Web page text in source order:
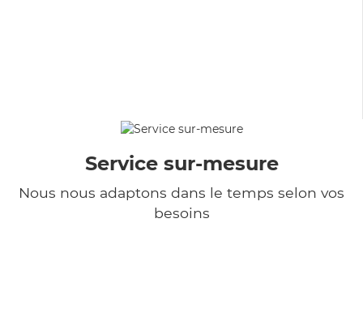
Service sur-mesure
Nous nous adaptons dans le temps selon vos
besoins